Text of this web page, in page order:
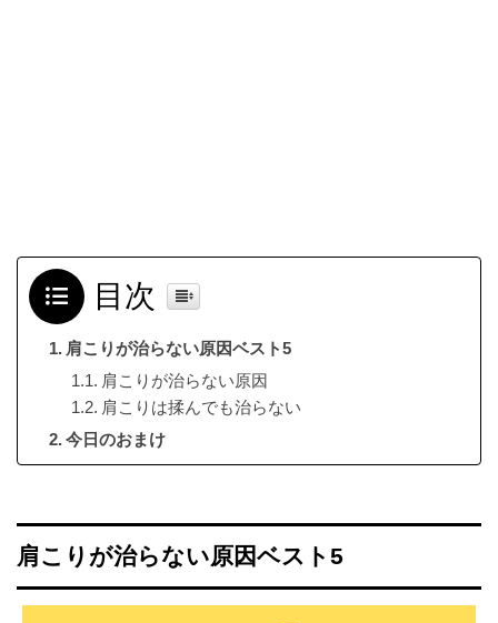
目次
肩こりが治らない原因ベスト5
肩こりが治らない原因
肩こりは揉んでも治らない
今日のおまけ
肩こりが治らない原因ベスト5